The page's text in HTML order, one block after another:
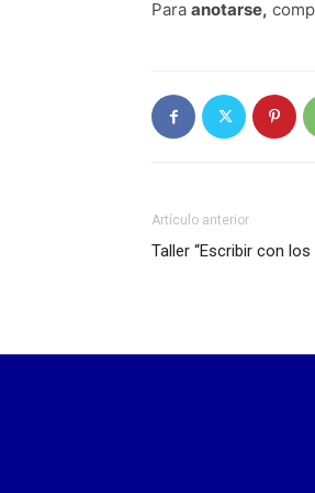
Para anotarse,
Artículo anterior
Taller “Escribir con los